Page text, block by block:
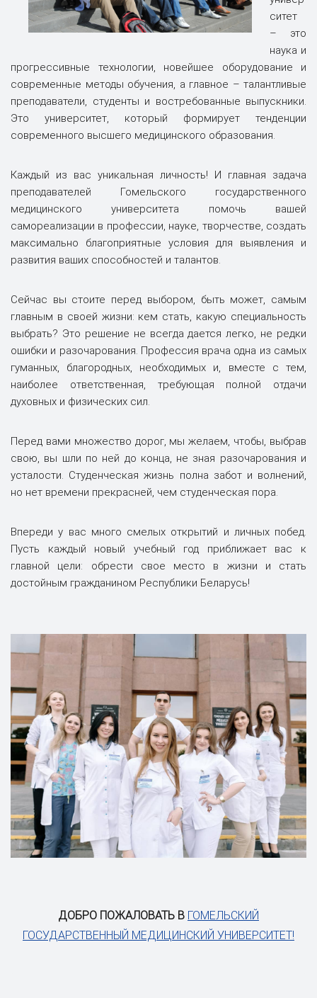
ситет
– это
наука и
прогрессивные технологии, новейшее оборудование и
современные методы обучения, а главное – талантливые
преподаватели, студенты и востребованные выпускники.
Это университет, который формирует тенденции
современного высшего медицинского образования.
Каждый из вас уникальная личность! И главная задача
преподавателей Гомельского государственного
медицинского университета помочь вашей
самореализации в профессии, науке, творчестве, создать
максимально благоприятные условия для выявления и
развития ваших способностей и талантов.
Сейчас вы стоите перед выбором, быть может, самым
главным в своей жизни: кем стать, какую специальность
выбрать? Это решение не всегда дается легко, не редки
ошибки и разочарования. Профессия врача одна из самых
гуманных, благородных, необходимых и, вместе с тем,
наиболее ответственная, требующая полной отдачи
духовных и физических сил.
Перед вами множество дорог, мы желаем, чтобы, выбрав
свою, вы шли по ней до конца, не зная разочарования и
усталости. Студенческая жизнь полна забот и волнений,
но нет времени прекрасней, чем студенческая пора.
Впереди у вас много смелых открытий и личных побед.
Пусть каждый новый учебный год приближает вас к
главной цели: обрести свое место в жизни и стать
достойным гражданином Республики Беларусь!
ДОБРО ПОЖАЛОВАТЬ В ГОМЕЛЬСКИЙ
ГОСУДАРСТВЕННЫЙ МЕДИЦИНСКИЙ УНИВЕРСИТЕТ!